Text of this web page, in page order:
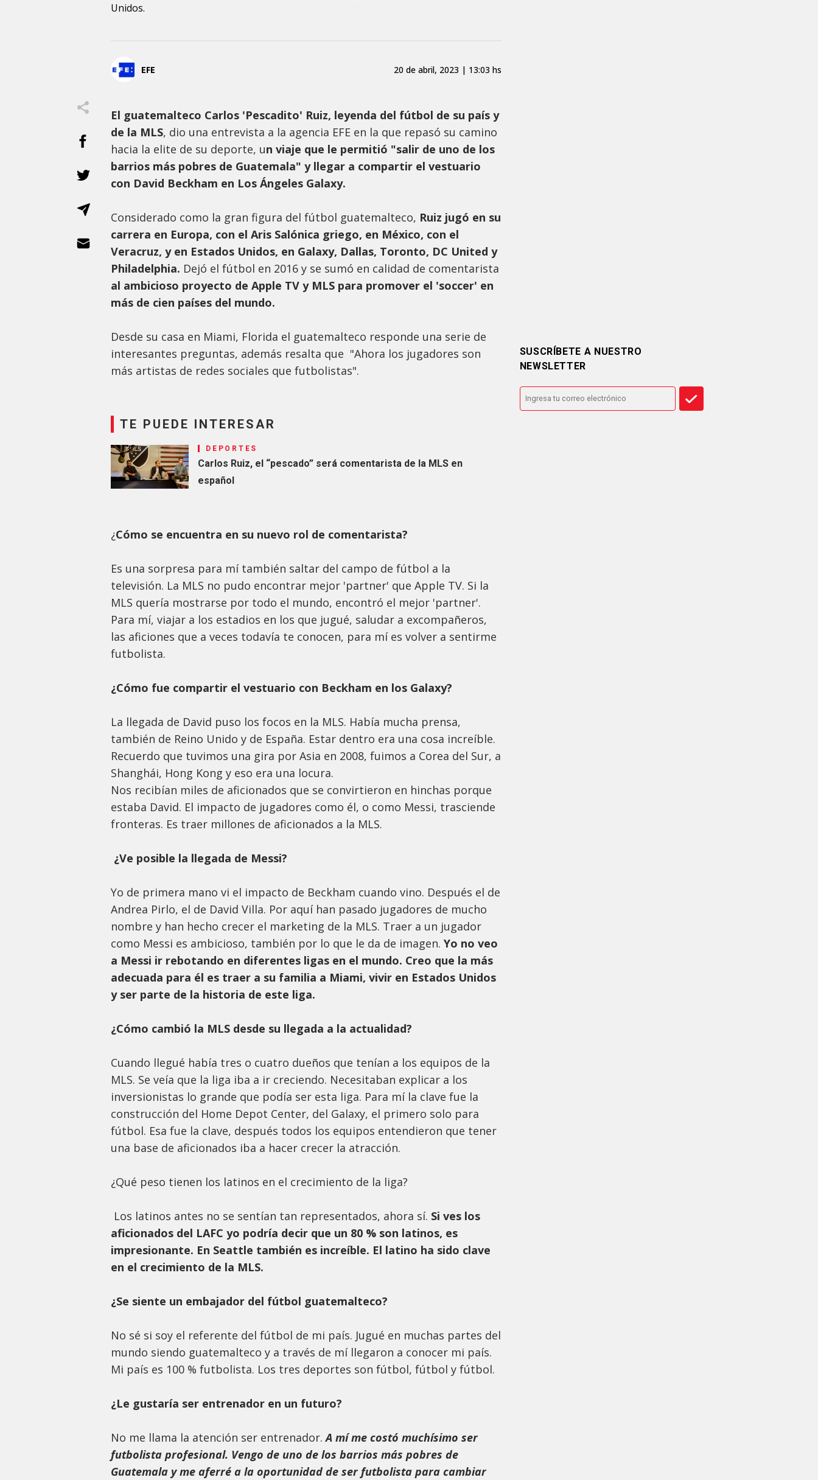
Unidos.
EFE 20 de abril, 2023 | 13:03 hs
El guatemalteco Carlos 'Pescadito' Ruiz, leyenda del fútbol de su país y
de la MLS, dio una entrevista a la agencia EFE en la que repasó su camino
hacia la elite de su deporte, un viaje que le permitió "salir de uno de los
barrios más pobres de Guatemala" y llegar a compartir el vestuario
con David Beckham en Los Ángeles Galaxy.
Considerado como la gran figura del fútbol guatemalteco, Ruiz jugó en su
carrera en Europa, con el Aris Salónica griego, en México, con el
Veracruz, y en Estados Unidos, en Galaxy, Dallas, Toronto, DC United y
Philadelphia. Dejó el fútbol en 2016 y se sumó en calidad de comentarista
al ambicioso proyecto de Apple TV y MLS para promover el 'soccer' en
más de cien países del mundo.
Desde su casa en Miami, Florida el guatemalteco responde una serie de
interesantes preguntas, además resalta que "Ahora los jugadores son
más artistas de redes sociales que futbolistas".
TE PUEDE INTERESAR
DEPORTES
Carlos Ruiz, el “pescado” será comentarista de la MLS en
español
¿Cómo se encuentra en su nuevo rol de comentarista?
Es una sorpresa para mí también saltar del campo de fútbol a la
televisión. La MLS no pudo encontrar mejor 'partner' que Apple TV. Si la
MLS quería mostrarse por todo el mundo, encontró el mejor 'partner'.
Para mí, viajar a los estadios en los que jugué, saludar a excompañeros,
las aficiones que a veces todavía te conocen, para mí es volver a sentirme
futbolista.
¿Cómo fue compartir el vestuario con Beckham en los Galaxy?
La llegada de David puso los focos en la MLS. Había mucha prensa,
también de Reino Unido y de España. Estar dentro era una cosa increíble.
Recuerdo que tuvimos una gira por Asia en 2008, fuimos a Corea del Sur, a
Shanghái, Hong Kong y eso era una locura.
Nos recibían miles de aficionados que se convirtieron en hinchas porque
estaba David. El impacto de jugadores como él, o como Messi, trasciende
fronteras. Es traer millones de aficionados a la MLS.
¿Ve posible la llegada de Messi?
Yo de primera mano vi el impacto de Beckham cuando vino. Después el de
Andrea Pirlo, el de David Villa. Por aquí han pasado jugadores de mucho
nombre y han hecho crecer el marketing de la MLS. Traer a un jugador
como Messi es ambicioso, también por lo que le da de imagen. Yo no veo
a Messi ir rebotando en diferentes ligas en el mundo. Creo que la más
adecuada para él es traer a su familia a Miami, vivir en Estados Unidos
y ser parte de la historia de este liga.
¿Cómo cambió la MLS desde su llegada a la actualidad?
Cuando llegué había tres o cuatro dueños que tenían a los equipos de la
MLS. Se veía que la liga iba a ir creciendo. Necesitaban explicar a los
inversionistas lo grande que podía ser esta liga. Para mí la clave fue la
construcción del Home Depot Center, del Galaxy, el primero solo para
fútbol. Esa fue la clave, después todos los equipos entendieron que tener
una base de aficionados iba a hacer crecer la atracción.
¿Qué peso tienen los latinos en el crecimiento de la liga?
Los latinos antes no se sentían tan representados, ahora sí. Si ves los
aficionados del LAFC yo podría decir que un 80 % son latinos, es
impresionante. En Seattle también es increíble. El latino ha sido clave
en el crecimiento de la MLS.
¿Se siente un embajador del fútbol guatemalteco?
No sé si soy el referente del fútbol de mi país. Jugué en muchas partes del
mundo siendo guatemalteco y a través de mí llegaron a conocer mi país.
Mi país es 100 % futbolista. Los tres deportes son fútbol, fútbol y fútbol.
¿Le gustaría ser entrenador en un futuro?
No me llama la atención ser entrenador.A mí me costó muchísimo ser
futbolista profesional. Vengo de uno de los barrios más pobres de
Guatemala y me aferré a la oportunidad de ser futbolista para cambiar
SUSCRÍBETE A NUESTRO
NEWSLETTER